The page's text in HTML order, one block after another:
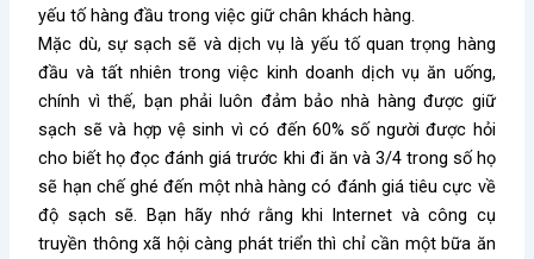
yếu tố hàng đầu trong việc giữ chân khách hàng.
Mặc dù, sự sạch sẽ và dịch vụ là yếu tố quan trọng hàng
đầu và tất nhiên trong việc kinh doanh dịch vụ ăn uống,
chính vì thế, bạn phải luôn đảm bảo nhà hàng được giữ
sạch sẽ và hợp vệ sinh vì có đến 60% số người được hỏi
cho biết họ đọc đánh giá trước khi đi ăn và 3/4 trong số họ
sẽ hạn chế ghé đến một nhà hàng có đánh giá tiêu cực về
độ sạch sẽ. Bạn hãy nhớ rằng khi Internet và công cụ
truyền thông xã hội càng phát triển thì chỉ cần một bữa ăn